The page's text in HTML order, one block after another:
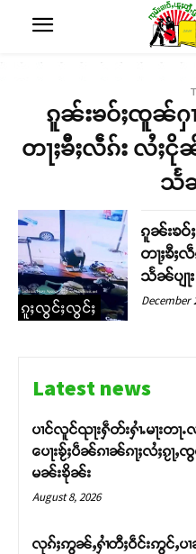
ၵူၼ်းၶဝ်ႈၸူၼ်ႁ
တႃႈၶီႈလဵၵ်း လႆႈငိုၼ်
သႅၼ်
ၵူႈလွင်ႈလွင်ႈ
ၵူၼ်းၶဝ်
တႃႈၶီႈလဵ
သႅၼ်ပျႃး
December
Latest news
ပၢင်လူင်ၺႃးႁဵတ်းႁၢႆႉမႃးတႃႉ
ပေႃးၶႂ်ႈပဵၼ်ၵၢၼ်ၵႃႈလႆႈၵႂႃႇၸွ
မၼ်းၶိုၼ်း
August 8, 2026
လုၵ်ႈဢွၼ်ႇႁၢႆတီႈဝဵင်းဢွင်ႇပ